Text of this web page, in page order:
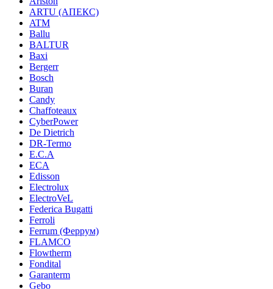
ARTU (АПЕКС)
ATM
Ballu
BALTUR
Baxi
Bergerr
Bosch
Buran
Candy
Chaffoteaux
CyberPower
De Dietrich
DR-Termo
E.C.A
ECA
Edisson
Electrolux
ElectroVeL
Federica Bugatti
Ferroli
Ferrum (Феррум)
FLAMCO
Flowtherm
Fondital
Garanterm
Gebo